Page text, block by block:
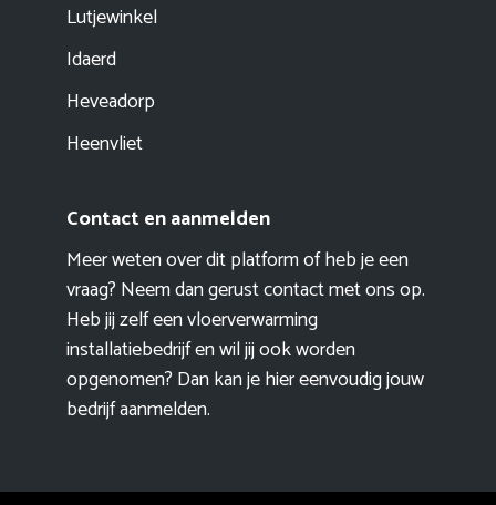
Lutjewinkel
Idaerd
Heveadorp
Heenvliet
Contact en aanmelden
Meer weten over dit platform of heb je een
vraag? Neem dan gerust contact met ons op.
Heb jij zelf een vloerverwarming
installatiebedrijf en wil jij ook worden
opgenomen? Dan kan je hier eenvoudigjouw
bedrijf aanmelden.